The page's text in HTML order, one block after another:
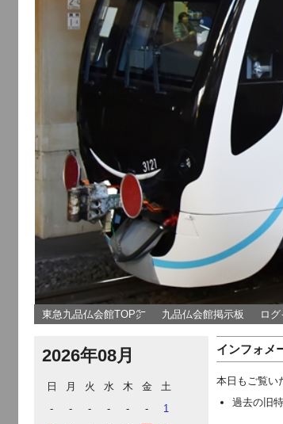
東急九品仏会館TOP㌻ 九品仏会館掲示板 ロ
2026年08月
日 月 火 水 木 金
土
-
- - - - -
1
インフォメ
本日もご覧い
過去の旧